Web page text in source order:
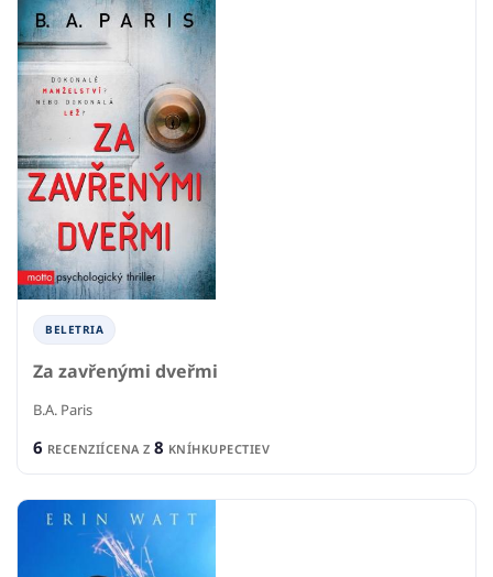
BELETRIA
Za zavřenými dveřmi
B.A. Paris
6 RECENZIÍCENA Z 8 KNÍHKUPECTIEV